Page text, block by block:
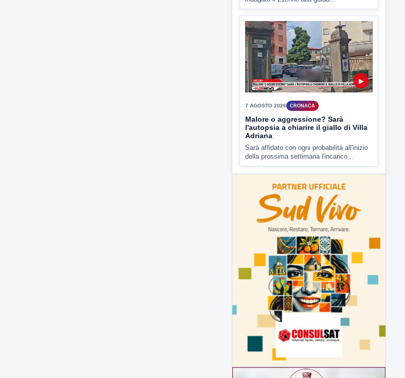
7 AGOSTO 2026 CRONACA
Ponte Valentino,21enne indagato:
ipotesi duplice omicidio stradale
Incidente mortale a Ponte Valentino,
indagato il 21enne alla guida...
▶
Malore o aggressione? Sarà
l'autopsia a chiarire il giallo di Villa
Adriana
Sarà affidato con ogni probabilità all'inizio
della prossima settimana l'incarico...